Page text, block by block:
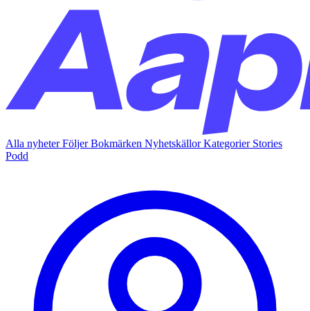
Alla nyheterFöljerBokmärken NyhetskällorKategorier Stories
Podd